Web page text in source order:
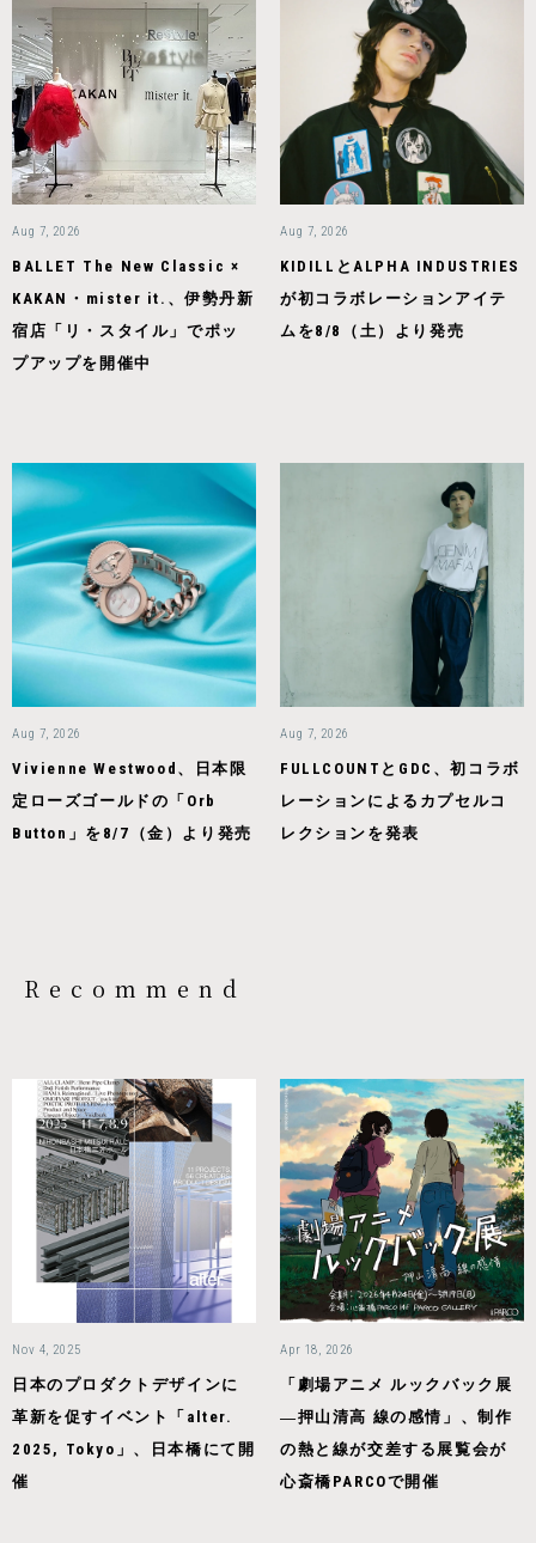
Aug 7, 2026
BALLET The New Classic ×
KAKAN・mister it.、伊勢丹新
宿店「リ・スタイル」でポッ
プアップを開催中
Aug 7, 2026
KIDILLとALPHA INDUSTRIES
が初コラボレーションアイテ
ムを8/8（土）より発売
Aug 7, 2026
Vivienne Westwood、日本限
定ローズゴールドの「Orb
Button」を8/7（金）より発売
Aug 7, 2026
FULLCOUNTとGDC、初コラボ
レーションによるカプセルコ
レクションを発表
Recommend
Nov 4, 2025
日本のプロダクトデザインに
革新を促すイベント「alter.
2025, Tokyo」、日本橋にて開
催
Apr 18, 2026
「劇場アニメ ルックバック展
―押山清高 線の感情」、制作
の熱と線が交差する展覧会が
心斎橋PARCOで開催